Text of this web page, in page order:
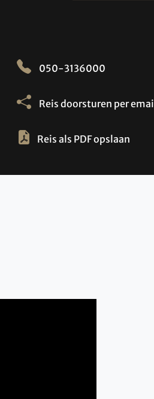
050-3136000
Reis doorsturen per email
Reis als PDF opslaan